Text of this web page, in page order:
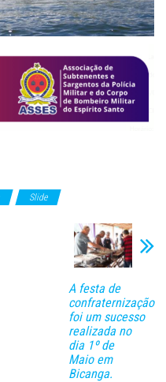
Slide
A festa de
confraternização
foi um sucesso
realizada no
dia 1º de
Maio em
Bicanga.